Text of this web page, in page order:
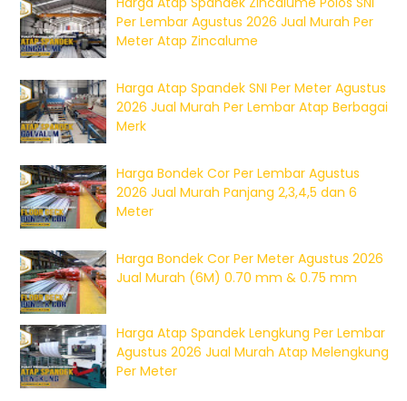
Per Lembar Agustus 2026 Jual Murah Per
Meter Atap Zincalume
Harga Atap Spandek SNI Per Meter Agustus
2026 Jual Murah Per Lembar Atap Berbagai
Merk
Harga Bondek Cor Per Lembar Agustus
2026 Jual Murah Panjang 2,3,4,5 dan 6
Meter
Harga Bondek Cor Per Meter Agustus 2026
Jual Murah (6M) 0.70 mm & 0.75 mm
Harga Atap Spandek Lengkung Per Lembar
Agustus 2026 Jual Murah Atap Melengkung
Per Meter